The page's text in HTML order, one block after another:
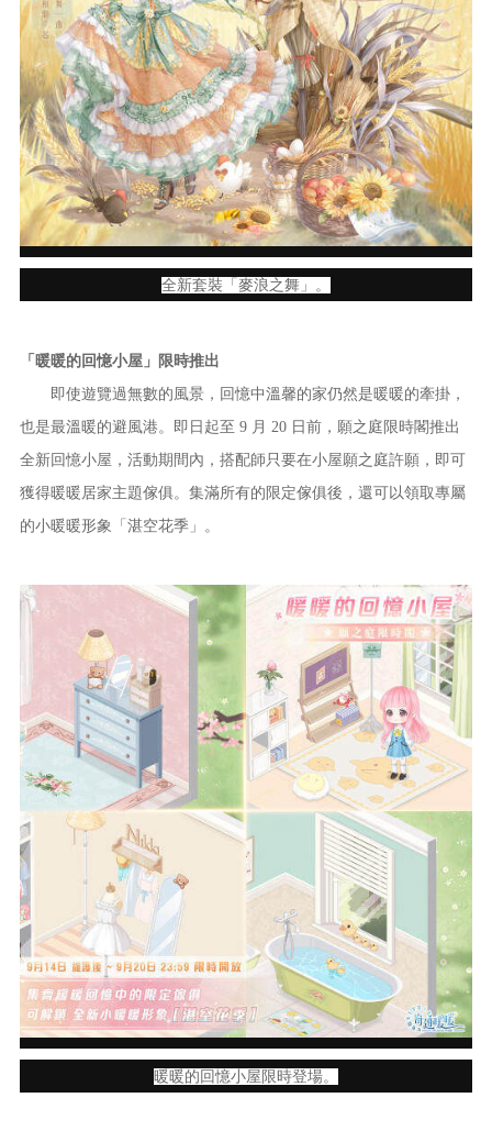
全新套裝「麥浪之舞」。
「暖暖的回憶小屋」限時推出
即使遊覽過無數的風景，回憶中溫馨的家仍然是暖暖的牽掛，
也是最溫暖的避風港。即日起至 9 月 20 日前，願之庭限時閣推出
全新回憶小屋，活動期間內，搭配師只要在小屋願之庭許願，即可
獲得暖暖居家主題傢俱。集滿所有的限定傢俱後，還可以領取專屬
的小暖暖形象「湛空花季」。
暖暖的回憶小屋限時登場。